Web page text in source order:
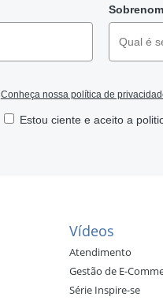
Conheça nossa política de
Estou ciente e aceito a
Vídeos
Atendimento
Gestão de E-
Série Inspire-se